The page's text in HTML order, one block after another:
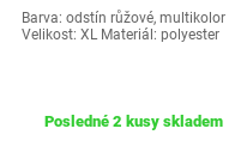
Barva: odstín růžové, multikolor
Velikost: XL Materiál: polyester
Posledné 2 kusy skladem